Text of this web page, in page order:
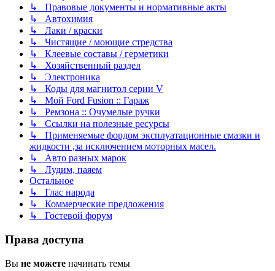
↳ Правовые документы и нормативные акты
↳ Автохимия
↳ Лаки / краски
↳ Чистящие / моющие стредства
↳ Клеевые составы / герметики
↳ Хозяйственный раздел
↳ Электроника
↳ Коды для магнитол серии V
↳ Мой Ford Fusion :: Гараж
↳ Ремзона :: Очумелые ручки
↳ Ссылки на полезные ресурсы
↳ Применяемые фордом эксплуатационные смазки и
жидкости ,за исключением моторных масел.
↳ Авто разных марок
↳ Лудим, паяем
Остальное
↳ Глас народа
↳ Коммерческие предложения
↳ Гостевой форум
Права доступа
Вы не можете начинать темы